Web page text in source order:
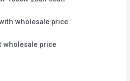
wholesale price
wholesale price